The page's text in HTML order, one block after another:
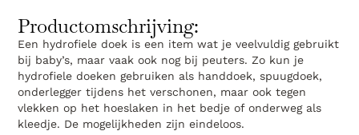
Productomschrijving:
Een hydrofiele doek is een item wat je veelvuldig gebruikt
bij baby’s, maar vaak ook nog bij peuters. Zo kun je
hydrofiele doeken gebruiken als handdoek, spuugdoek,
onderlegger tijdens het verschonen, maar ook tegen
vlekken op het hoeslaken in het bedje of onderweg als
kleedje. De mogelijkheden zijn eindeloos.